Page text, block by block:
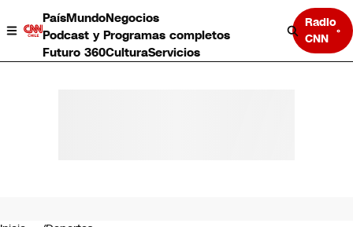
PaísMundoNegocios
Podcast y Programas completos
Futuro 360CulturaServicios
Radio
CNN